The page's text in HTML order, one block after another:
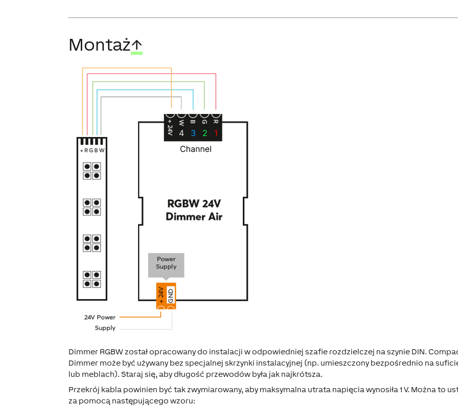
Montaż↑
Dimmer RGBW został opracowany do instalacji w odpowiedniej szafie rozdzielczej na szynie DIN.
Dimmer może być używany bez specjalnej skrzynki instalacyjnej (np. umieszczony bezpośrednio na
lub meblach). Staraj się, aby długość przewodów była jak najkrótsza.
Przekrój kabla powinien być tak zwymiarowany, aby maksymalna utrata napięcia wynosiła 1 V. Można to
za pomocą następującego wzoru: